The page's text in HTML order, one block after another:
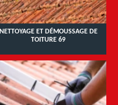
NETTOYAGE ET DÉMOUSSAGE DE
TOITURE 69